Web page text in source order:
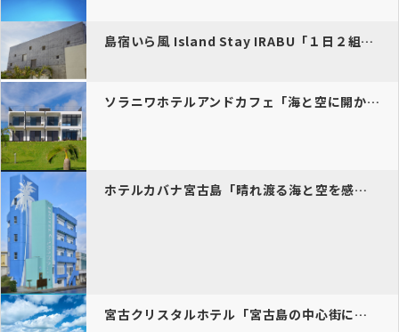
島宿いら風 Island Stay IRABU「１日２組様限定の宿は…
ソラニワホテルアンドカフェ「海と空に開かれた島soraniwaはそん…
ホテルカバナ宮古島「晴れ渡る海と空を感じさせる鮮やかな外観が特徴のシ…
宮古クリスタルホテル「宮古島の中心街に位置し、観光やビジネスにも便利…